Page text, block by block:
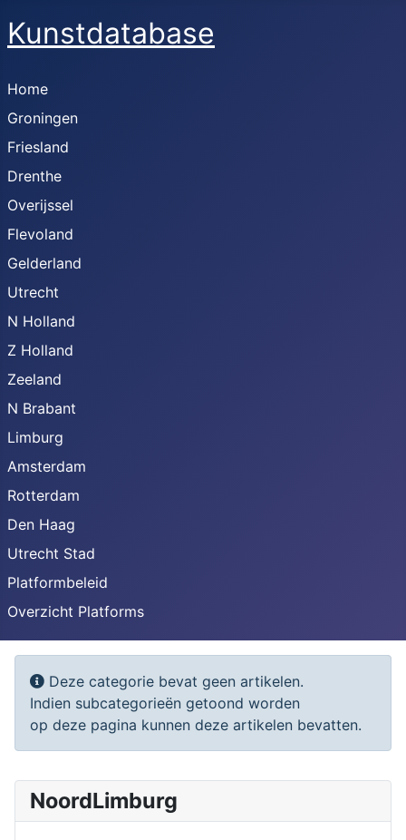
Kunstdatabase
Home
Groningen
Friesland
Drenthe
Overijssel
Flevoland
Gelderland
Utrecht
N Holland
Z Holland
Zeeland
N Brabant
Limburg
Amsterdam
Rotterdam
Den Haag
Utrecht Stad
Platformbeleid
Overzicht Platforms
NoordLimburg
Informatie
Deze categorie bevat geen artikelen.
Indien subcategorieën getoond worden
op deze pagina kunnen deze artikelen bevatten.